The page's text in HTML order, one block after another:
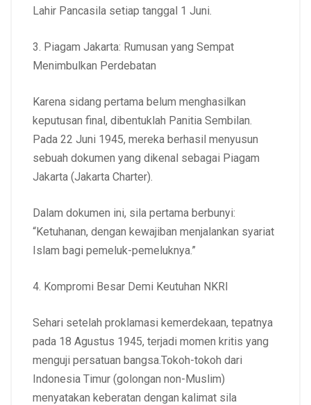
Lahir Pancasila setiap tanggal 1 Juni.
3. Piagam Jakarta: Rumusan yang Sempat
Menimbulkan Perdebatan
Karena sidang pertama belum menghasilkan
keputusan final, dibentuklah Panitia Sembilan.
Pada 22 Juni 1945, mereka berhasil menyusun
sebuah dokumen yang dikenal sebagai Piagam
Jakarta (Jakarta Charter).
Dalam dokumen ini, sila pertama berbunyi:
“Ketuhanan, dengan kewajiban menjalankan syariat
Islam bagi pemeluk-pemeluknya.”
4. Kompromi Besar Demi Keutuhan NKRI
Sehari setelah proklamasi kemerdekaan, tepatnya
pada 18 Agustus 1945, terjadi momen kritis yang
menguji persatuan bangsa.Tokoh-tokoh dari
Indonesia Timur (golongan non-Muslim)
menyatakan keberatan dengan kalimat sila